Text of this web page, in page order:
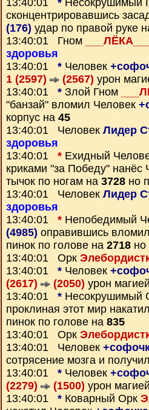
13:40:01 * Несокрушимый
сконцентрировавшись
(176) удар по правой руке
13:40:01 Гном
здоровья
13:40:01 * Человек
1 (2597)
(2567) урон
13:40:01 * Злой Гном
"банзай" вломил Человек
корпус на 45
13:40:01 Человек Лидер
здоровья
13:40:01 * Ехидный
криками "за Победу" нанёс
тычок по ногам на 3728 но
13:40:01 Человек Лидер
здоровья
13:40:01 * Непобедимый
(4985) оправившись
пинок по голове на 2718 но
13:40:01 Орк
13:40:01 * Человек
(2617)
(2050) урон
13:40:01 * Несокрушимый
проклиная этот мир
пинок по голове на 835
13:40:01 Орк
13:40:01 Человек
сотрясение мозга и
13:40:01 * Человек
(2279)
(1500) урон
13:40:01 * Коварный Орк